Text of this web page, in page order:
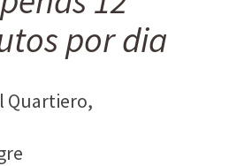
por dia
Quartiero,